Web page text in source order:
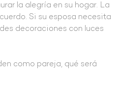
la alegría en su hogar. La
Si su esposa necesita
decoraciones con luces
como pareja, qué será